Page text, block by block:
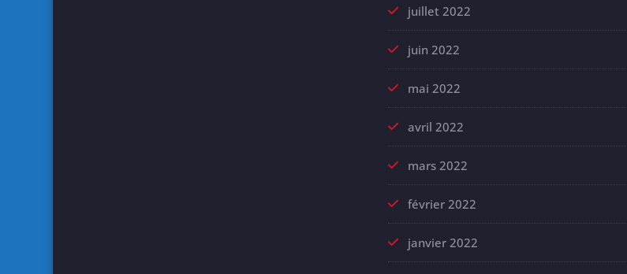
juillet 2022
juin 2022
mai 2022
avril 2022
mars 2022
février 2022
janvier 2022